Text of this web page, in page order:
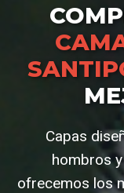
Capas
hombros
ofrecemos los